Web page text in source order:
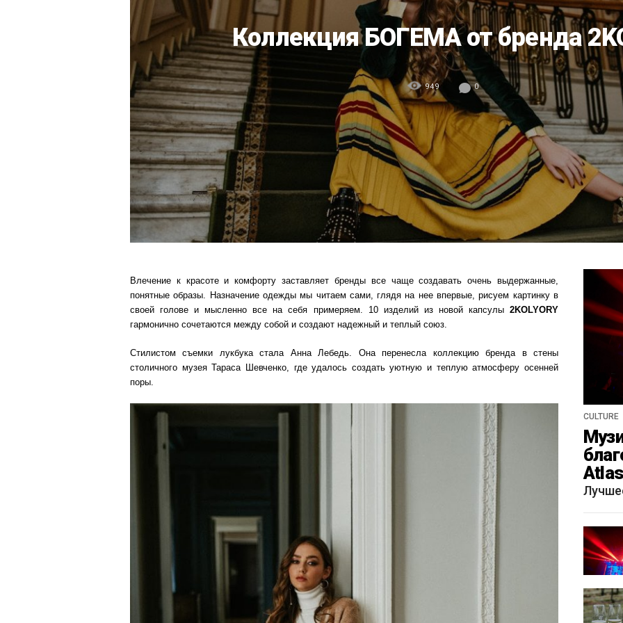
Коллекция БОГЕМА от бренда
949 0
Влечение к красоте и комфорту заставляет бренды все чаще создавать очень выдержанные,
понятные образы. Назначение одежды мы читаем сами, глядя на нее впервые, рисуем картинку в
своей голове и мысленно все на себя примеряем. 10 изделий из новой капсулы 2KOLYORY
гармонично сочетаются между собой и создают надежный и теплый союз.
Стилистом съемки лукбука стала Анна Лебедь. Она перенесла коллекцию бренда в стены
столичного музея Тараса Шевченко, где удалось создать уютную и теплую атмосферу осенней
поры.
CULTURE